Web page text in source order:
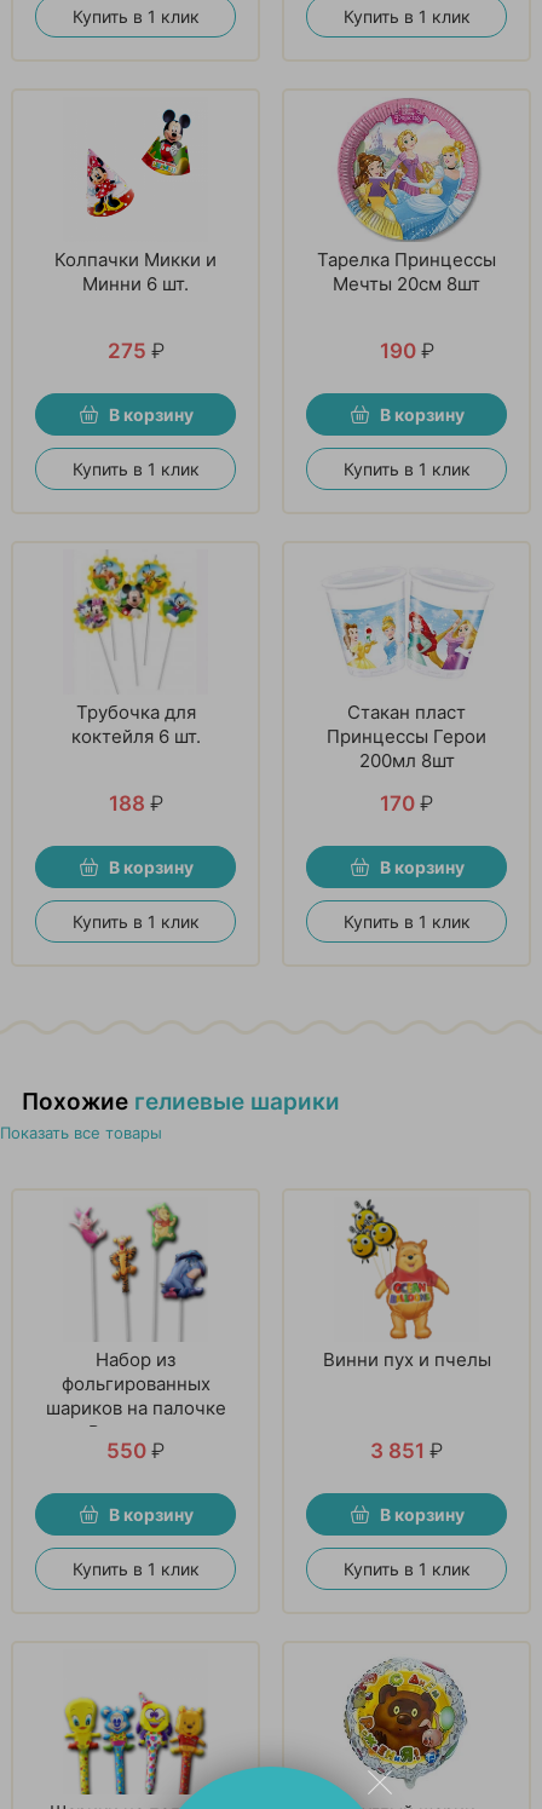
Купить в 1 клик Купить в 1 клик
Колпачки Микки и
Минни 6 шт.
275 ₽
В корзину
Купить в 1 клик
Тарелка Принцессы
Мечты 20см 8шт
190 ₽
В корзину
Купить в 1 клик
Трубочка для
коктейля 6 шт.
188 ₽
В корзину
Купить в 1 клик
Стакан пласт
Принцессы Герои
200мл 8шт
170 ₽
В корзину
Купить в 1 клик
Похожие гелиевые шарики
Показать все товары
Набор из
фольгированных
шариков на палочке
«Винни-пух»
550 ₽
В корзину
Купить в 1 клик
Винни пух и пчелы
3 851 ₽
В корзину
Купить в 1 клик